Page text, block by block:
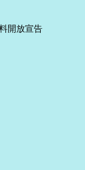
開放宣告